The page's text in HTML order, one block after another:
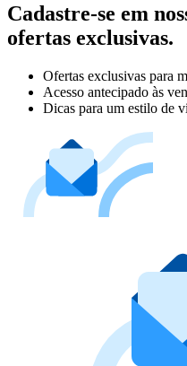
Cadastre-se em
ofertas exclusivas.
Ofertas exclusivas para
Acesso antecipado às
Dicas para um estilo de